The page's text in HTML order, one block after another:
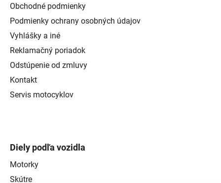
Obchodné podmienky
Podmienky ochrany osobných údajov
Vyhlášky a iné
Reklamačný poriadok
Odstúpenie od zmluvy
Kontakt
Servis motocyklov
Diely podľa vozidla
Motorky
Skútre